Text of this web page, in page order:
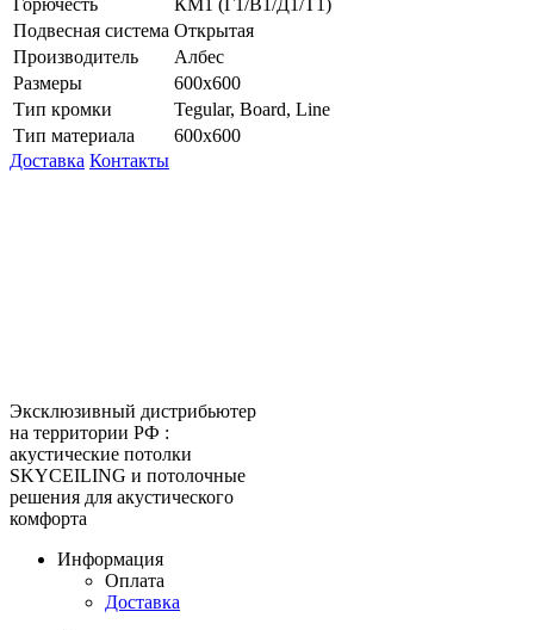
Подвесная система Открытая
Производитель
Албес
Размеры
600х600
Тип кромки
Tegular, Board, Line
Тип материала
600х600
Доставка Контакты
Эксклюзивный дистрибьютер
на территории РФ :
акустические потолки
SKYCEILING и потолочные
решения для акустического
комфорта
Информация
Оплата
Доставка